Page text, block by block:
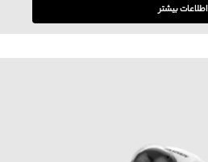
اطلاعات بیشتر